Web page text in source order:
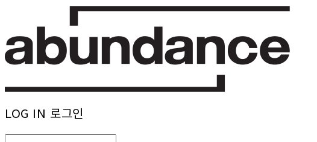
LOG IN 로그인